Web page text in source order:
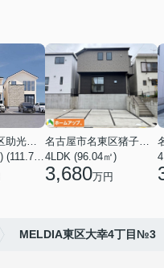
名古屋市中川区助光１丁目
3LDK＋S(納戸) (111.78㎡)
名古屋市名東区猪子石１丁目
4LDK (96.04㎡)
3,680万円
MELDIA東区大幸4丁目№3